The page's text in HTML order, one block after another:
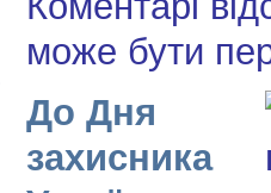
може бути
До Дня
захисника